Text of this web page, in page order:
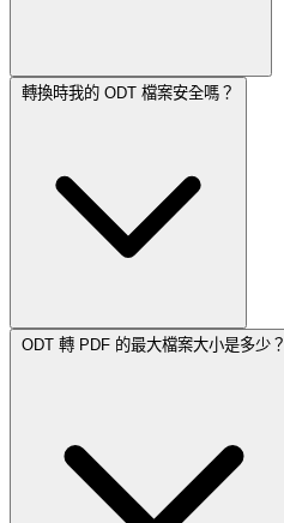
轉換時我的 ODT 檔案安全嗎？
ODT 轉 PDF 的最大檔案大小是多少？